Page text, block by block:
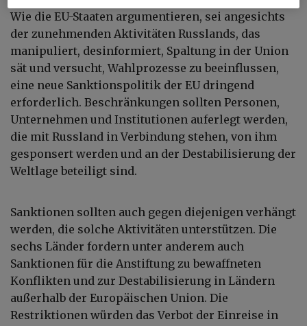
Wie die EU-Staaten argumentieren, sei angesichts
der zunehmenden Aktivitäten Russlands, das
manipuliert, desinformiert, Spaltung in der Union
sät und versucht, Wahlprozesse zu beeinflussen,
eine neue Sanktionspolitik der EU dringend
erforderlich. Beschränkungen sollten Personen,
Unternehmen und Institutionen auferlegt werden,
die mit Russland in Verbindung stehen, von ihm
gesponsert werden und an der Destabilisierung der
Weltlage beteiligt sind.
Sanktionen sollten auch gegen diejenigen verhängt
werden, die solche Aktivitäten unterstützen. Die
sechs Länder fordern unter anderem auch
Sanktionen für die Anstiftung zu bewaffneten
Konflikten und zur Destabilisierung in Ländern
außerhalb der Europäischen Union. Die
Restriktionen würden das Verbot der Einreise in